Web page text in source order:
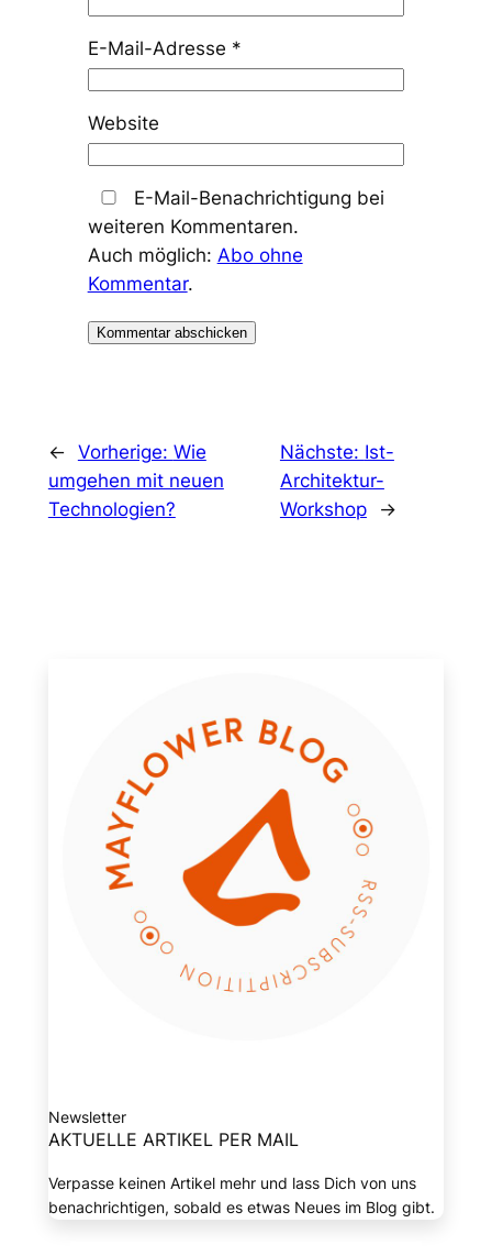
E-Mail-Adresse *
Website
E-Mail-Benachrichtigung bei
weiteren Kommentaren.
Auch möglich: Abo ohne
Kommentar.
← Vorherige: Wie
umgehen mit neuen
Technologien?
Nächste: Ist-
Architektur-
Workshop
→
Newsletter
AKTUELLE ARTIKEL PER MAIL
Verpasse keinen Artikel mehr und lass Dich von uns
benachrichtigen, sobald es etwas Neues im Blog gibt.